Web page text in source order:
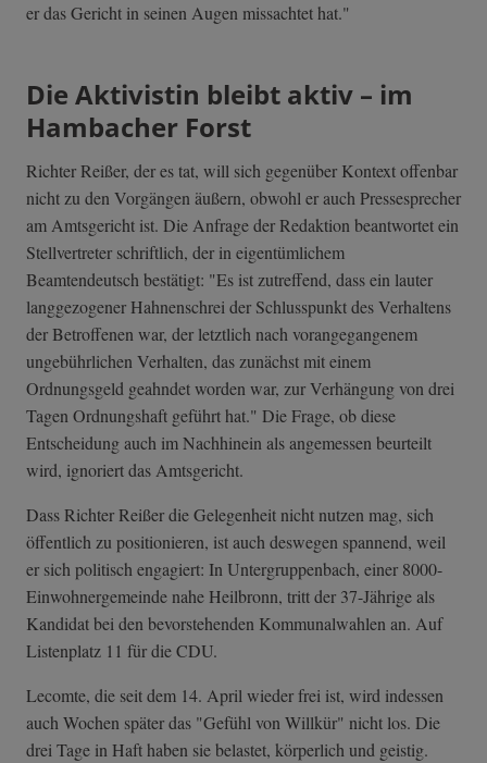
er das Gericht in seinen Augen missachtet hat."
Die Aktivistin bleibt aktiv – im
Hambacher Forst
Richter Reißer, der es tat, will sich gegenüber Kontext offenbar
nicht zu den Vorgängen äußern, obwohl er auch Pressesprecher
am Amtsgericht ist. Die Anfrage der Redaktion beantwortet ein
Stellvertreter schriftlich, der in eigentümlichem
Beamtendeutsch bestätigt: "Es ist zutreffend, dass ein lauter
langgezogener Hahnenschrei der Schlusspunkt des Verhaltens
der Betroffenen war, der letztlich nach vorangegangenem
ungebührlichen Verhalten, das zunächst mit einem
Ordnungsgeld geahndet worden war, zur Verhängung von drei
Tagen Ordnungshaft geführt hat." Die Frage, ob diese
Entscheidung auch im Nachhinein als angemessen beurteilt
wird, ignoriert das Amtsgericht.
Dass Richter Reißer die Gelegenheit nicht nutzen mag, sich
öffentlich zu positionieren, ist auch deswegen spannend, weil
er sich politisch engagiert: In Untergruppenbach, einer 8000-
Einwohnergemeinde nahe Heilbronn, tritt der 37-Jährige als
Kandidat bei den bevorstehenden Kommunalwahlen an. Auf
Listenplatz 11 für die CDU.
Lecomte, die seit dem 14. April wieder frei ist, wird indessen
auch Wochen später das "Gefühl von Willkür" nicht los. Die
drei Tage in Haft haben sie belastet, körperlich und geistig.